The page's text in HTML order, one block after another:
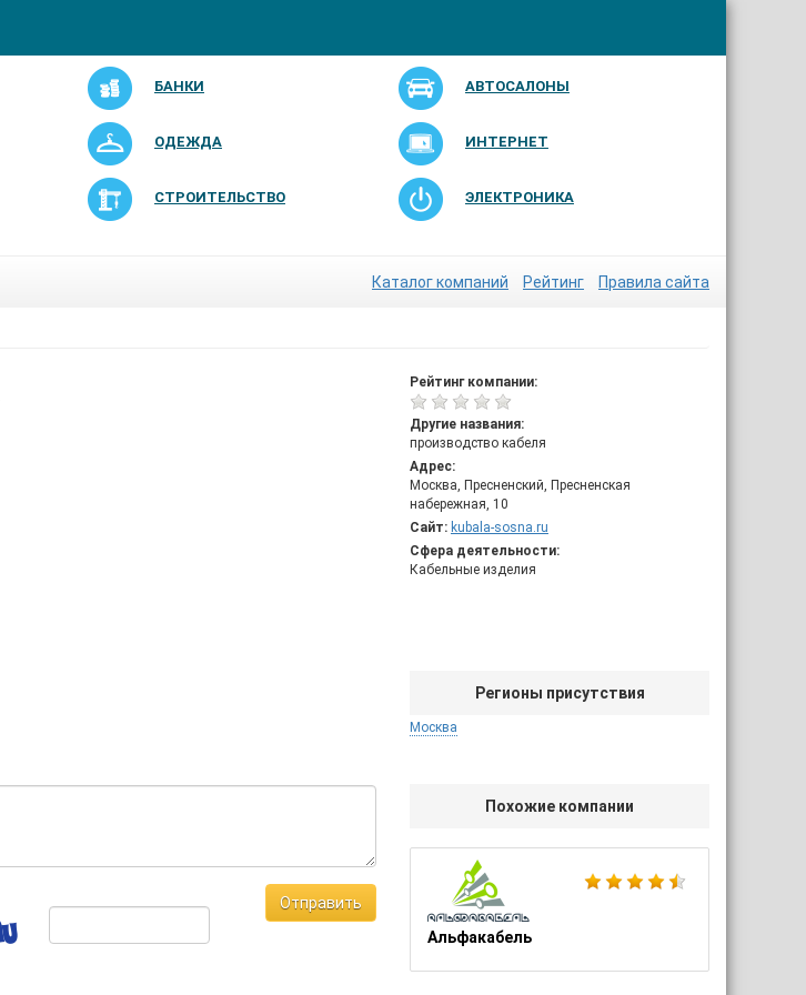
БАНКИ АВТОСАЛОНЫ
ОДЕЖДА ИНТЕРНЕТ
СТРОИТЕЛЬСТВО ЭЛЕКТРОНИКА
Каталог компаний Рейтинг Правила сайта
Рейтинг компании:
Другие названия:
производство кабеля
Адрес:
Москва, Пресненский, Пресненская
набережная, 10
Сайт: kubala-sosna.ru
Сфера деятельности:
Кабельные изделия
Регионы присутствия
Москва
Похожие компании
Альфакабель
Отправить